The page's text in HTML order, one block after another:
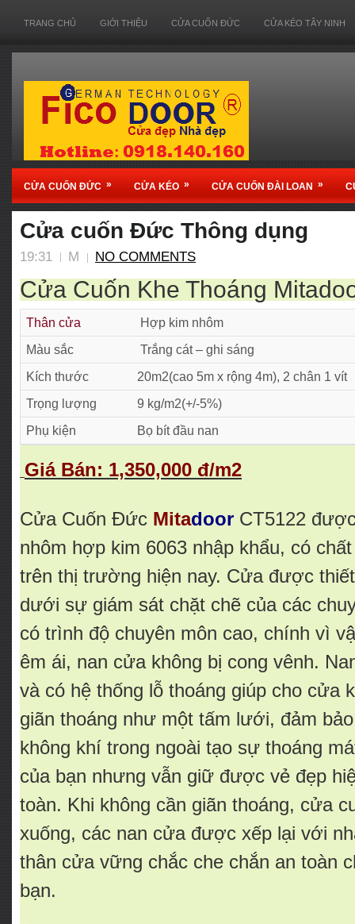
TRANG CHỦ GIỚI THIỆU CỬA CUỐN ĐỨC CỬA KÉO TÂY NINH
CỬA CUỐN ĐỨC » CỬA KÉO » CỬA CUỐN ĐÀI LOAN »
Cửa cuốn Đức Thông dụng
19:31 M NO COMMENTS
Cửa Cuốn Khe Thoáng
Thân cửa
Hợp kim nhôm
Màu sắc
Trắng cát – ghi sáng
Kích thước
20m2(cao 5m x rộng 4m), 2 chân 1 vít
Trọng lượng
9 kg/m2(+/-5%)
Phụ kiện
Bọ bít đầu nan
Giá Bán: 1,350,000 đ/m2
Cửa Cuốn Đức Mitadoor CT5122
nhôm hợp kim 6063 nhập khẩu, có
trên thị trường hiện nay. Cửa được
dưới sự giám sát chặt chẽ của các
có trình độ chuyên môn cao, chính vì
êm ái, nan cửa không bị cong vênh.
và có hệ thống lỗ thoáng giúp cho cửa
giãn thoáng như một tấm lưới, đảm
không khí trong ngoài tạo sự thoáng
của bạn nhưng vẫn giữ được vẻ đẹp
toàn. Khi không cần giãn thoáng, cửa
xuống, các nan cửa được xếp lại với
thân cửa vững chắc che chắn an toàn
bạn.